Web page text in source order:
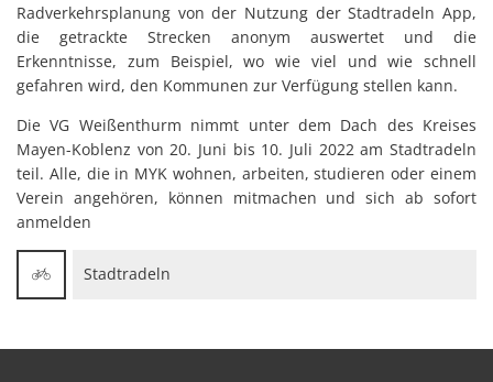
Radverkehrsplanung von der Nutzung der Stadtradeln App,
die getrackte Strecken anonym auswertet und die
Erkenntnisse, zum Beispiel, wo wie viel und wie schnell
gefahren wird, den Kommunen zur Verfügung stellen kann.
Die VG Weißenthurm nimmt unter dem Dach des Kreises
Mayen-Koblenz von 20. Juni bis 10. Juli 2022 am Stadtradeln
teil. Alle, die in MYK wohnen, arbeiten, studieren oder einem
Verein angehören, können mitmachen und sich ab sofort
anmelden
Stadtradeln